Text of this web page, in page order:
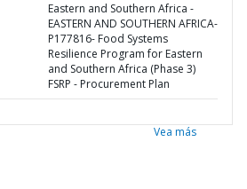
Eastern and Southern Africa -
EASTERN AND SOUTHERN AFRICA-
P177816- Food Systems
Resilience Program for Eastern
and Southern Africa (Phase 3)
FSRP - Procurement Plan
Vea más